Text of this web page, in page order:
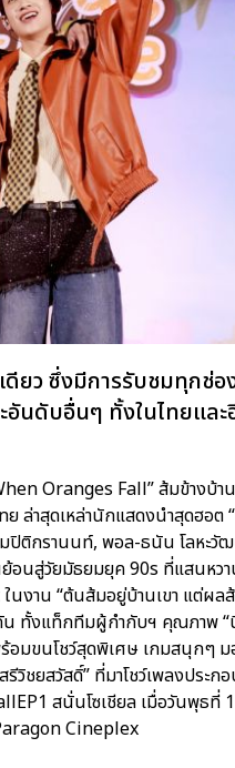
ว ซึ่งมีการรับชมทุกช่อ
อันดับอื่นๆ ทั้งในไทยแล
Oranges Fall” ส้มข้างบ้า
ย ล่าสุดเหล่านักแสดงนำสุดฮอ
ปิติกรานนท์, พอล-ธนัน โลหะ
นสู่วัยมัธยมยุค 90s ที่แสนหว
งาน “ต้นส้มอยู่บ้านเขา แต่ผล
น ทั้งแท็กทีมผู้กำกับฯ คุณภาพ
ร้อมขนโชว์สุดพิเศษ เกมสนุกๆ
วิชยสวัสดิ์” ที่มาโชว์เพลงประ
สนั่นโซเชียล เมื่อวันพุธที่
Cineplex